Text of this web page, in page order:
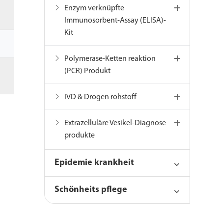
Enzym verknüpfte
Immunosorbent-Assay (ELISA)-
Kit
Polymerase-Ketten reaktion
(PCR) Produkt
IVD & Drogen rohstoff
Extrazelluläre Vesikel-Diagnose
produkte
Epidemie krankheit
Schönheits pflege